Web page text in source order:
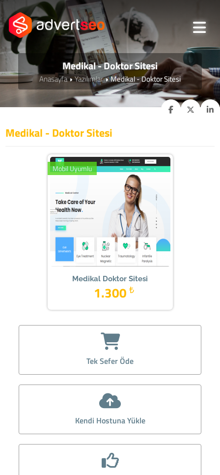
Medikal - Doktor Sitesi
Anasayfa Yazılımlar Medikal - Doktor Sitesi
Medikal - Doktor Sitesi
Mobil Uyumlu
Medikal Doktor Sitesi
₺
1.300
Tek Sefer Öde
Kendi Hostuna Yükle